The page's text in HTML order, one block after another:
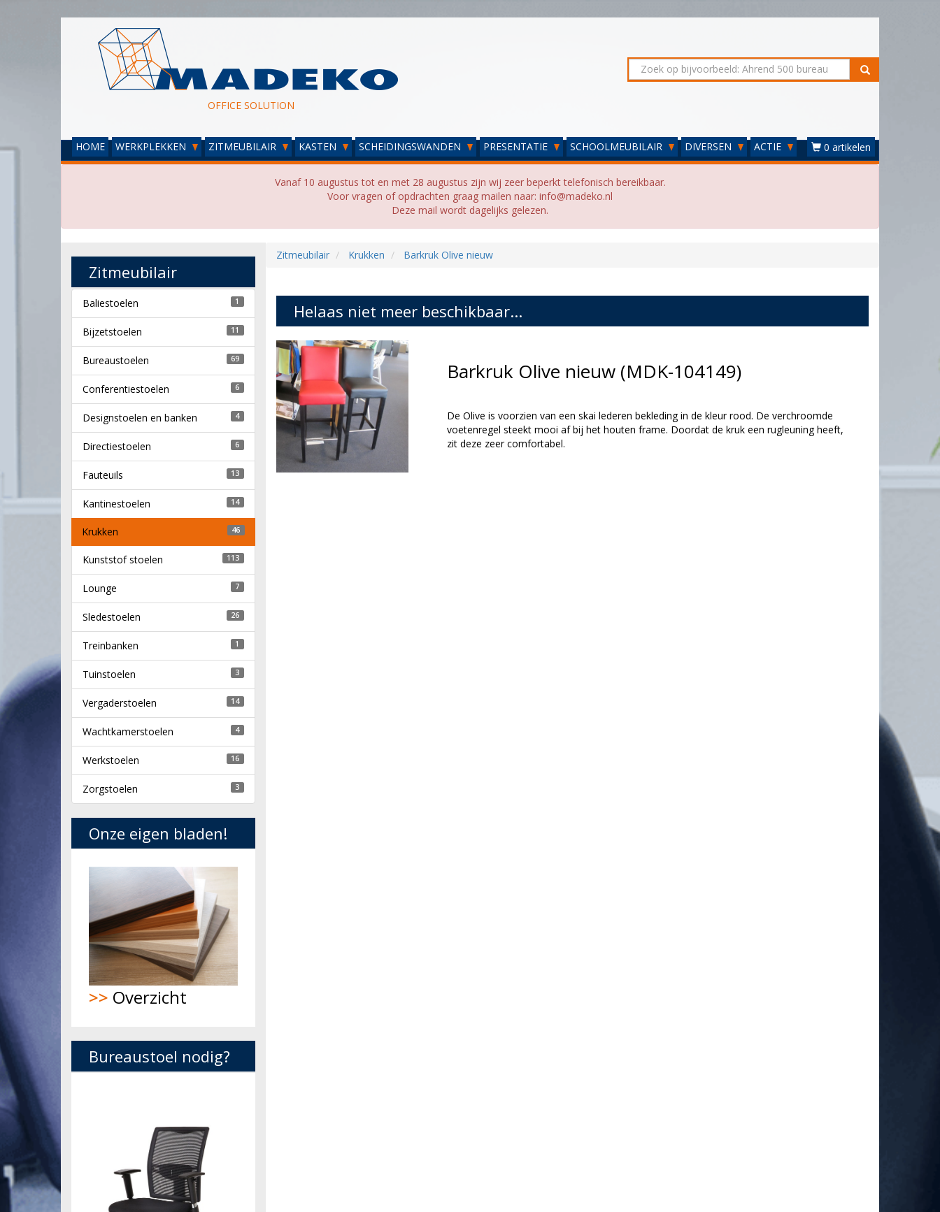
OFFICE SOLUTION
HOME WERKPLEKKEN ZITMEUBILAIR KASTEN SCHEIDINGSWANDEN PRESENTATIE SCHOOLMEUBILAIR DIVERSEN ACTIE 0 artikelen
Vanaf 10 augustus tot en met 28 augustus zijn wij zeer beperkt telefonisch bereikbaar.
Voor vragen of opdrachten graag mailen naar: info@madeko.nl
Deze mail wordt dagelijks gelezen.
Zitmeubilair Krukken Barkruk Olive nieuw
Helaas niet meer beschikbaar...
Barkruk Olive nieuw (MDK-104149)
De Olive is voorzien van een skai lederen bekleding in de kleur rood. De verchroomde
voetenregel steekt mooi af bij het houten frame. Doordat de kruk een rugleuning heeft,
zit deze zeer comfortabel.
Zitmeubilair
Baliestoelen 1
Bijzetstoelen 11
Bureaustoelen 69
Conferentiestoelen 6
Designstoelen en banken 4
Directiestoelen 6
Fauteuils 13
Kantinestoelen 14
Krukken 46
Kunststof stoelen 113
Lounge 7
Sledestoelen 26
Treinbanken 1
Tuinstoelen 3
Vergaderstoelen 14
Wachtkamerstoelen 4
Werkstoelen 16
Zorgstoelen 3
Onze eigen bladen!
>> Overzicht
Bureaustoel nodig?